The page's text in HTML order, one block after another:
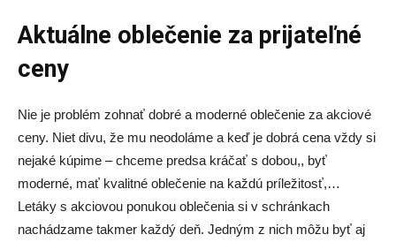
Aktuálne oblečenie za prijateľné
ceny
Nie je problém zohnať dobré a moderné oblečenie za akciové
ceny. Niet divu, že mu neodoláme a keď je dobrá cena vždy si
nejaké kúpime – chceme predsa kráčať s dobou,, byť
moderné, mať kvalitné oblečenie na každú príležitosť,…
Letáky s akciovou ponukou oblečenia si v schránkach
nachádzame takmer každý deň. Jedným z nich môžu byť aj